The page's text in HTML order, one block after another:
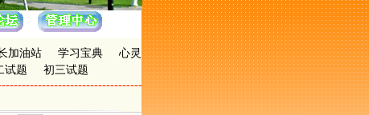
加油站 学习宝典
心灵
试题 初三试题